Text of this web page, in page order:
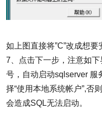
如上图直接将”C”改成想要
7、点击下一步，注意如
号，自动启动sqlserver 服
择“使用本地系统帐户”,否
会造成SQL无法启动。